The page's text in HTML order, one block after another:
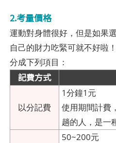
2.考量價格
運動對身體很好，但是如果
自己的財力吃緊可就不好啦
分成下列項目：
記費方式
以分記費
1分鐘1元
使用期間計費
趟的人，是一
50~200元